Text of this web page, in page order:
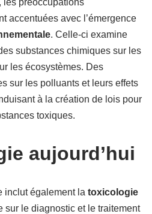
les préoccupations
accentuées avec l’émergence
. Celle-ci examine
substances chimiques sur les
les écosystèmes. Des
sur les polluants et leurs effets
à la création de lois pour
toxiques.
aujourd’hui
inclut également la toxicologie
sur le diagnostic et le traitement